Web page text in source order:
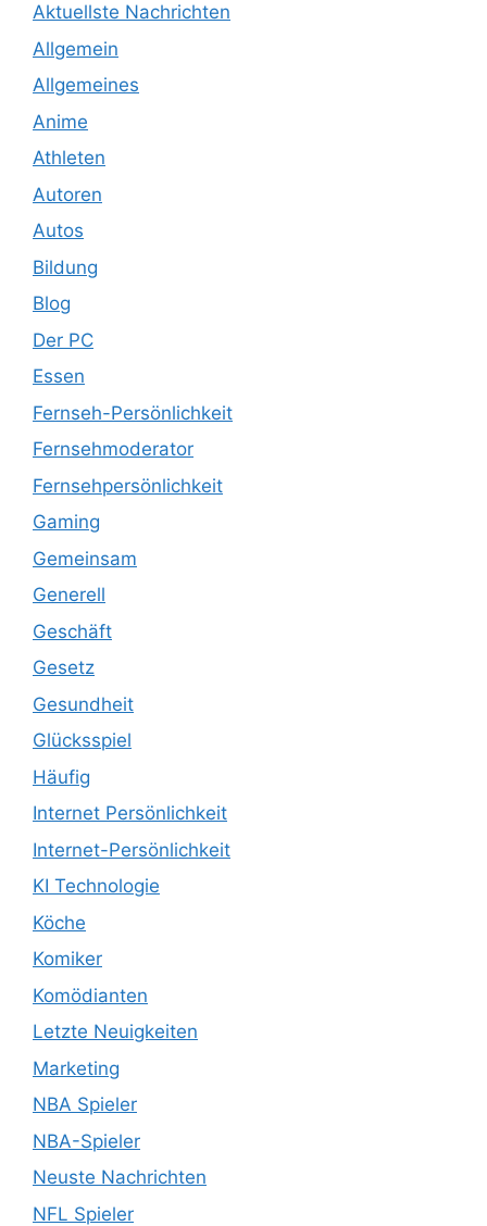
Aktuellste Nachrichten
Allgemein
Allgemeines
Anime
Athleten
Autoren
Autos
Bildung
Blog
Der PC
Essen
Fernseh-Persönlichkeit
Fernsehmoderator
Fernsehpersönlichkeit
Gaming
Gemeinsam
Generell
Geschäft
Gesetz
Gesundheit
Glücksspiel
Häufig
Internet Persönlichkeit
Internet-Persönlichkeit
KI Technologie
Köche
Komiker
Komödianten
Letzte Neuigkeiten
Marketing
NBA Spieler
NBA-Spieler
Neuste Nachrichten
NFL Spieler